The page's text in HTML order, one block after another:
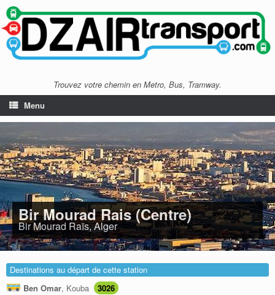
Trouvez votre chemin en Metro, Bus, Tramway.
Menu
Bir Mourad Rais (Centre)
Bir Mourad Raïs, Alger
Destinations au départ de cette station
Ben Omar, Kouba
3026